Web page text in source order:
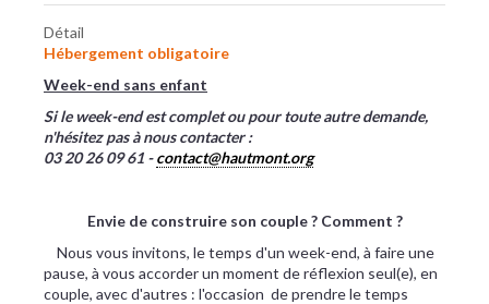
Détail
Hébergement obligatoire
Week-end sans enfant
Si le week-end est complet ou pour toute autre demande,
n'hésitez pas à nous contacter :
03 20 26 09 61 -contact@hautmont.org
Envie de construire son couple ? Comment ?
Nous vous invitons, le temps d'un week-end, à faire une
pause, à vous accorder un moment de réflexion seul(e), en
couple, avec d'autres : l'occasion de prendre le temps